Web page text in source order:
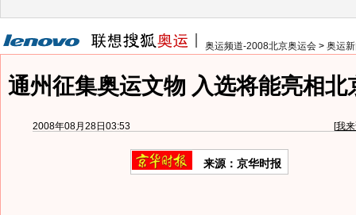
奥运频道-2008北京奥运会 > 奥运
通州征集奥运文物 入选将能亮相北
2008年08月28日03:53 [我
来源：京华时报